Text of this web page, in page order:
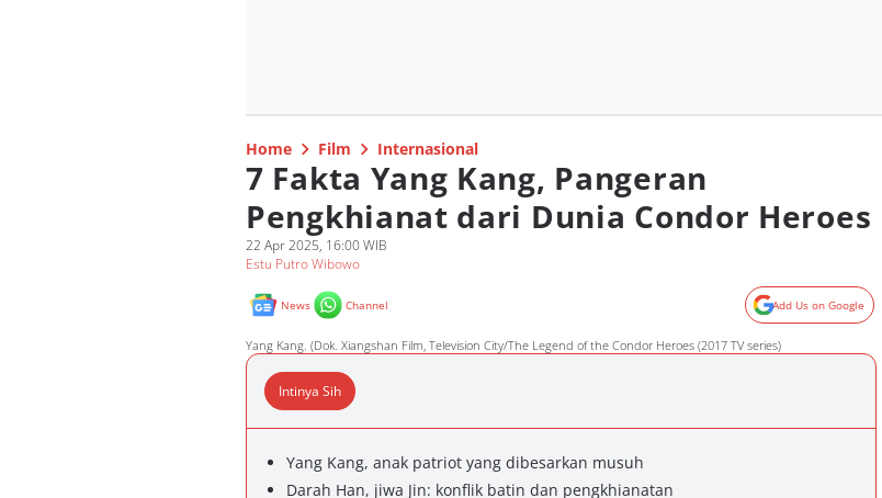
Home Film Internasional
7 Fakta Yang Kang, Pangeran
Pengkhianat dari Dunia Condor Heroes
22 Apr 2025, 16:00 WIB
Estu Putro Wibowo
News Channel Add Us on Google
Yang Kang. (Dok. Xiangshan Film, Television City/The Legend of the Condor Heroes (2017 TV series)
Intinya Sih
Yang Kang, anak patriot yang dibesarkan musuh
Darah Han, jiwa Jin: konflik batin dan pengkhianatan